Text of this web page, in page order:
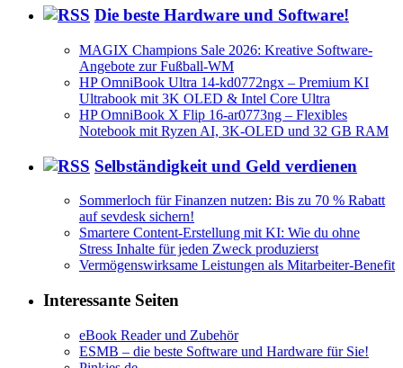
Die beste Hardware und Software!
MAGIX Champions Sale 2026: Kreative Software-
Angebote zur Fußball-WM
HP OmniBook Ultra 14-kd0772ngx – Premium KI
Ultrabook mit 3K OLED & Intel Core Ultra
HP OmniBook X Flip 16-ar0773ng – Flexibles
Notebook mit Ryzen AI, 3K-OLED und 32 GB RAM
Selbständigkeit und Geld verdienen
Sommerloch für Finanzen nutzen: Bis zu 70 % Rabatt
auf sevdesk sichern!
Smartere Content-Erstellung mit KI: Wie du ohne
Stress Inhalte für jeden Zweck produzierst
Vermögenswirksame Leistungen als Mitarbeiter-Benefit
Interessante Seiten
eBook Reader und Zubehör
ESMB – die beste Software und Hardware für Sie!